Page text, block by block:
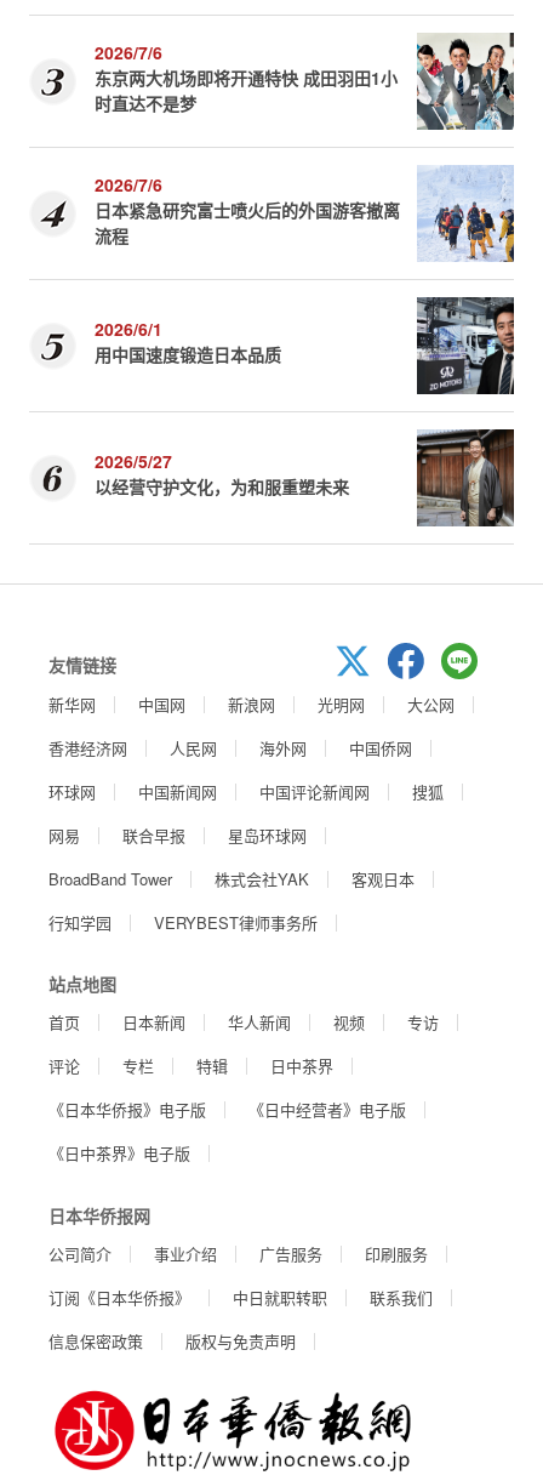
2026/7/6
东京两大机场即将开通特快 成田羽田1小
时直达不是梦
2026/7/6
日本紧急研究富士喷火后的外国游客撤离
流程
2026/6/1
用中国速度锻造日本品质
2026/5/27
以经营守护文化，为和服重塑未来
友情链接
新华网 中国网 新浪网 光明网
大公网
香港经济网
人民网 海外网
中国侨网
环球网
中国新闻网 中国评论新闻网
搜狐
网易
联合早报
星岛环球网
BroadBand Tower
株式会社YAK
客观日本
行知学园
VERYBEST律师事务所
站点地图
首页 日本新闻 华人新闻 视频
专访
评论
专栏 特辑
日中茶界
《日本华侨报》电子版
《日中经营者》电子版
《日中茶界》电子版
日本华侨报网
公司简介 事业介绍 广告服务
印刷服务
订阅《日本华侨报》
中日就职转职
联系我们
信息保密政策
版权与免责声明